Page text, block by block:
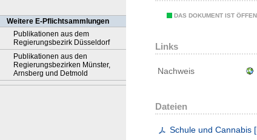
Weitere E-Pflichtsammlungen
Publikationen aus dem
Regierungsbezirk Düsseldorf
Publikationen aus den
Regierungsbezirken Münster,
Arnsberg und Detmold
DAS DOKUMENT IST
Links
Nachweis
Dateien
Schule und Cannabis [